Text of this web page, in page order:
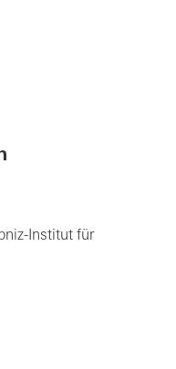
Institut für